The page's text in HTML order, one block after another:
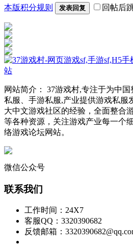
本版积分规则 发表回复 回帖后
网站简介： 37游戏村,专注于为中
私服、手游私服,产业提供游戏私服
大中文游戏社区的经验，全面整合
等各种资源，关注游戏产业每一个
络游戏论坛网站。
微信公众号
联系我们
工作时间：24X7
客服QQ：3320390682
反馈邮箱：